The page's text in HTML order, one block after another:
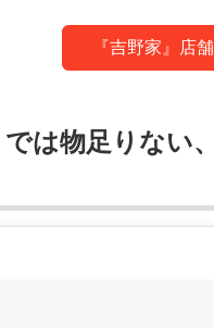
『吉野家』店
では物足りない